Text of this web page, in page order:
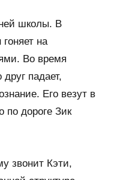
школы. В
на
Во время
друг падает,
Его везут в
по дороге Зик
звонит Кэти,